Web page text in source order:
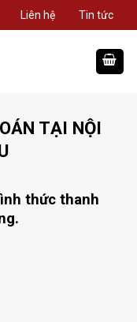
Liên hệ Tin tức
TẠI NỘI
thức thanh